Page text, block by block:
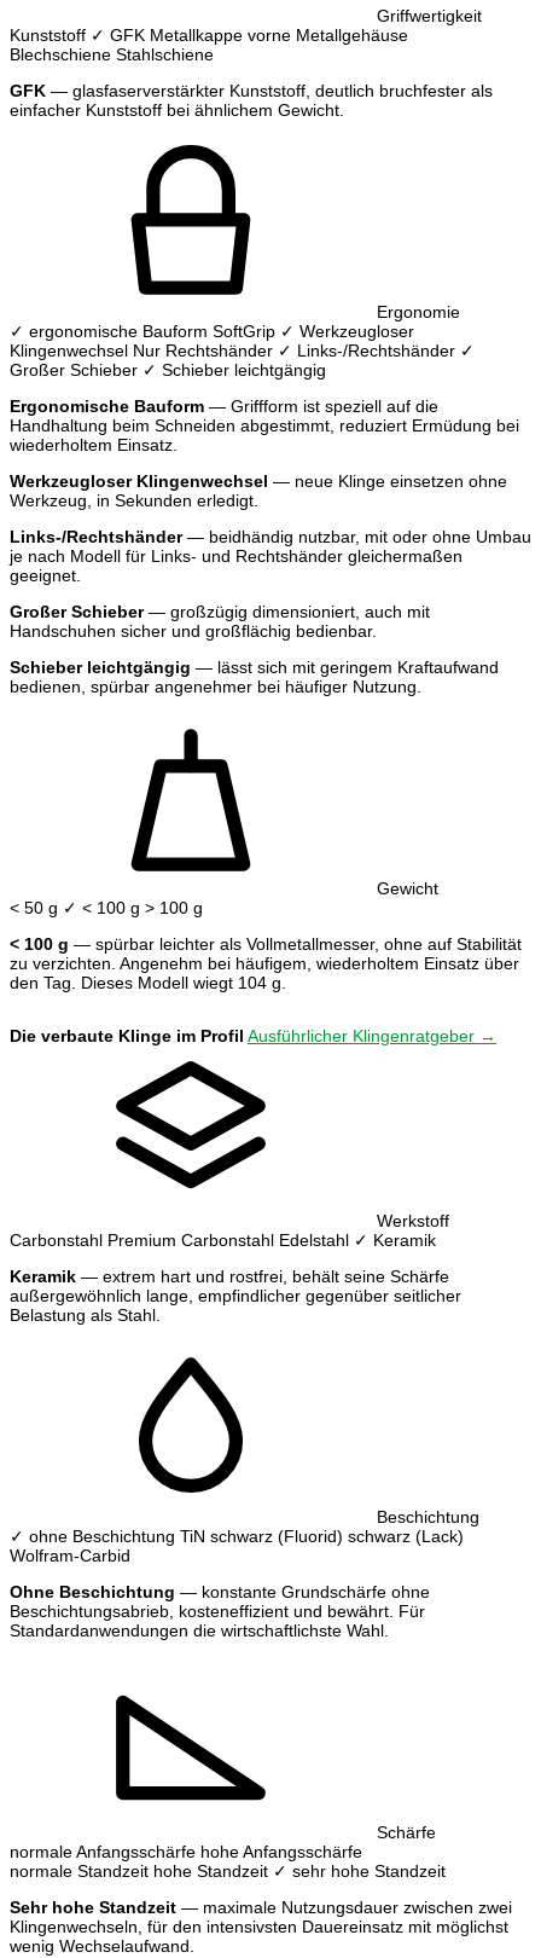
Griffwertigkeit
Kunststoff ✓ GFK Metallkappe vorne Metallgehäuse
Blechschiene Stahlschiene
GFK — glasfaserverstärkter Kunststoff, deutlich bruchfester als
einfacher Kunststoff bei ähnlichem Gewicht.
Ergonomie
✓ ergonomische Bauform SoftGrip ✓ Werkzeugloser
Klingenwechsel Nur Rechtshänder ✓ Links-/Rechtshänder ✓
Großer Schieber ✓ Schieber leichtgängig
Ergonomische Bauform — Griffform ist speziell auf die
Handhaltung beim Schneiden abgestimmt, reduziert Ermüdung bei
wiederholtem Einsatz.
Werkzeugloser Klingenwechsel — neue Klinge einsetzen ohne
Werkzeug, in Sekunden erledigt.
Links-/Rechtshänder— beidhändig nutzbar, mit oder ohne Umbau
je nach Modell für Links- und Rechtshänder gleichermaßen
geeignet.
Großer Schieber— großzügig dimensioniert, auch mit
Handschuhen sicher und großflächig bedienbar.
Schieber leichtgängig — lässt sich mit geringem Kraftaufwand
bedienen, spürbar angenehmer bei häufiger Nutzung.
Gewicht
< 50 g ✓ < 100 g > 100 g
< 100 g — spürbar leichter als Vollmetallmesser, ohne auf Stabilität
zu verzichten. Angenehm bei häufigem, wiederholtem Einsatz über
den Tag. Dieses Modell wiegt 104 g.
Die verbaute Klinge im Profil Ausführlicher Klingenratgeber →
Werkstoff
Carbonstahl Premium Carbonstahl Edelstahl ✓ Keramik
Keramik — extrem hart und rostfrei, behält seine Schärfe
außergewöhnlich lange, empfindlicher gegenüber seitlicher
Belastung als Stahl.
Beschichtung
✓ ohne Beschichtung TiN schwarz (Fluorid) schwarz (Lack)
Wolfram-Carbid
Ohne Beschichtung — konstante Grundschärfe ohne
Beschichtungsabrieb, kosteneffizient und bewährt. Für
Standardanwendungen die wirtschaftlichste Wahl.
Schärfe
normale Anfangsschärfe hohe Anfangsschärfe
normale Standzeit hohe Standzeit ✓ sehr hohe Standzeit
Sehr hohe Standzeit — maximale Nutzungsdauer zwischen zwei
Klingenwechseln, für den intensivsten Dauereinsatz mit möglichst
wenig Wechselaufwand.